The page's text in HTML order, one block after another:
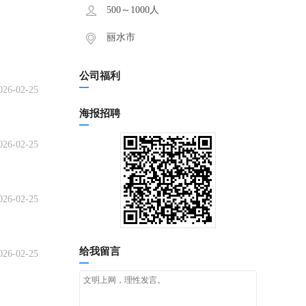
02-25
02-25
02-25
02-25
500～1000人
丽水市
公司福利
海报招聘
给我留言